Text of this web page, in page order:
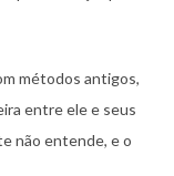
métodos antigos,
entre ele e seus
não entende, e o